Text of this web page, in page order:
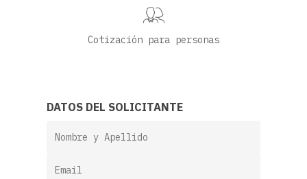
Cotización para personas
DATOS DEL SOLICITANTE